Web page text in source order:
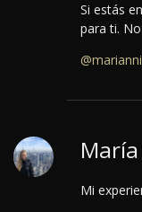
Si estás
para ti.
Mi